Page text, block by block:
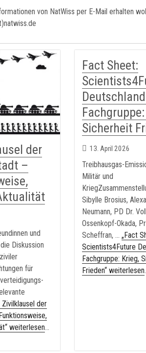
von NatWiss per E-Mail erhalten
der
–
und
Diskussion
für
Zivilklausel der
weiterlesen...
Fact Sheet:
Sicherheit
13. April 2026
Treibhausgas-
Militär und
Sibylle Brosius,
Neumann, PD Dr.
Ossenkopf-Okada,
Scheffran, …„Fact
Scientists4Future
Fachgruppe: Krieg,
Frieden“ weiterlesen